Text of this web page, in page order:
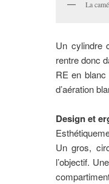
La
Un cylindre
rentre donc
RE en
d’aération
Design et
Un gros,
l’objectif.